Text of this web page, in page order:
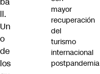
ll.
Un
o
de
los
mayor
recuperación
del
turismo
internacional
postpandemia